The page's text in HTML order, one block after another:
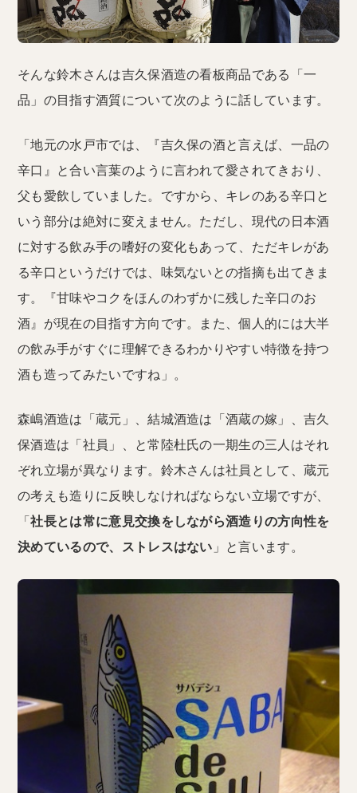
そんな鈴木さんは吉久保酒造の看板商品である「一
品」の目指す酒質について次のように話しています。
「地元の水戸市では、『吉久保の酒と言えば、一品の
辛口』と合い言葉のように言われて愛されてきおり、
父も愛飲していました。ですから、キレのある辛口と
いう部分は絶対に変えません。ただし、現代の日本酒
に対する飲み手の嗜好の変化もあって、ただキレがあ
る辛口というだけでは、味気ないとの指摘も出てきま
す。『甘味やコクをほんのわずかに残した辛口のお
酒』が現在の目指す方向です。また、個人的には大半
の飲み手がすぐに理解できるわかりやすい特徴を持つ
酒も造ってみたいですね」。
森嶋酒造は「蔵元」、結城酒造は「酒蔵の嫁」、吉久
保酒造は「社員」、と常陸杜氏の一期生の三人はそれ
ぞれ立場が異なります。鈴木さんは社員として、蔵元
の考えも造りに反映しなければならない立場ですが、
「社長とは常に意見交換をしながら酒造りの方向性を
決めているので、ストレスはない 」と言います。